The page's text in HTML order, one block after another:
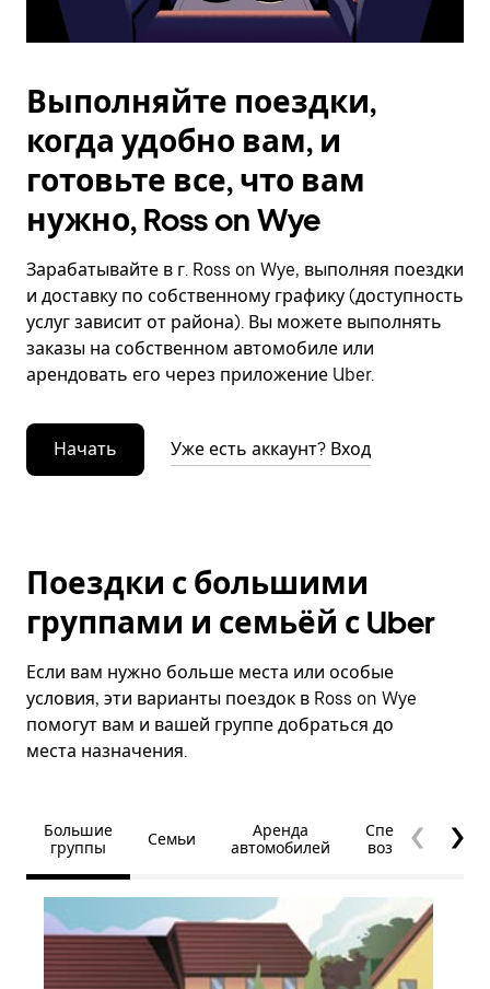
Выполняйте поездки,
когда удобно вам, и
готовьте все, что вам
нужно, Ross on Wye
Зарабатывайте в г. Ross on Wye, выполняя поездки
и доставку по собственному графику (доступность
услуг зависит от района). Вы можете выполнять
заказы на собственном автомобиле или
арендовать его через приложение Uber.
Начать Уже есть аккаунт? Вход
Поездки с большими
группами и семьёй с Uber
Если вам нужно больше места или особые
условия, эти варианты поездок в Ross on Wye
помогут вам и вашей группе добраться до
места назначения.
Большие
группы
Семьи
Аренда
автомобилей
Специальные
возможности